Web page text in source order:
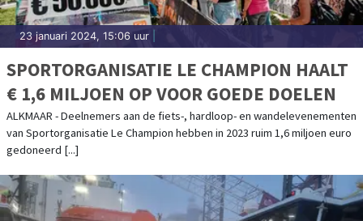
23 januari 2024, 15:06 uur
SPORTORGANISATIE LE CHAMPION HAALT
€ 1,6 MILJOEN OP VOOR GOEDE DOELEN
ALKMAAR - Deelnemers aan de fiets-, hardloop- en wandelevenementen
van Sportorganisatie Le Champion hebben in 2023 ruim 1,6 miljoen euro
gedoneerd [...]